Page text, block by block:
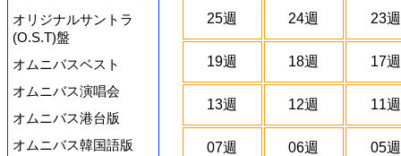
オリジナルサントラ
(O.S.T)盤
オムニバスベスト
オムニバス演唱会
オムニバス港台版
オムニバス韓国語版
25週 24週 23週
19週 18週 17週
13週 12週 11週
07週 06週 05週